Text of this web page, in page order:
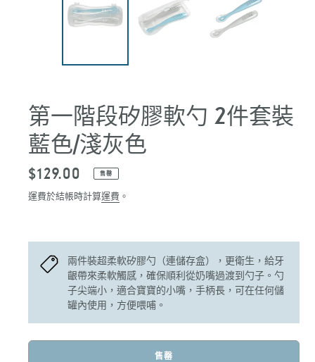
第一階段矽膠軟勺 2件套裝
藍色/淺灰色
定
價
$129.00 售罄
運費於結帳時計算運費 。
兩件裝超柔軟矽膠勺（連儲存盒），更衛生，給牙
齦帶來柔軟觸感，確保順利從奶嘴過渡到勺子。勺
子尖端小，適合寶寶的小嘴，手柄長，可在任何儲
罐內使用，方便喂哺。
售罄